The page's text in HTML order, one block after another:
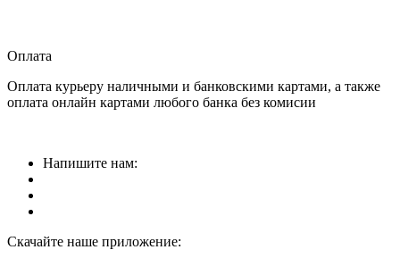
Оплата
Оплата курьеру наличными и банковскими картами, а также
оплата онлайн картами любого банка без комисии
Напишите нам:
Скачайте наше приложение: